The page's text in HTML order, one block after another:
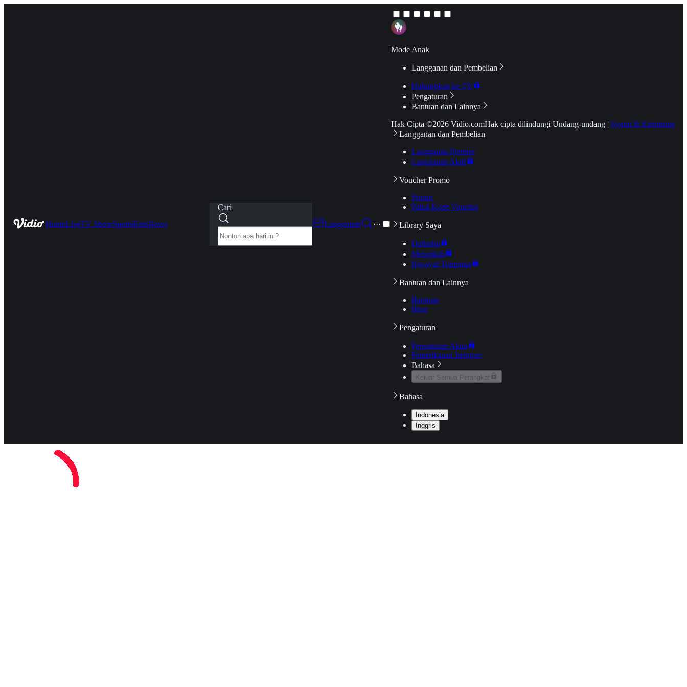
HomeLiveTV ShowSportsKidsNews
Cari
Langganan
···
Mode Anak
Langganan dan Pembelian
Hubungkan ke TV
Pengaturan
Bantuan dan Lainnya
Hak Cipta ©2026 Vidio.comHak cipta dilindungi Undang-undang | Syarat & Ketentuan
Langganan dan Pembelian
Langganan Premier
Langganan Aktif
Voucher Promo
Promo
Pakai Kode Voucher
Library Saya
Daftarku
Mengikuti
Riwayat Tontonan
Bantuan dan Lainnya
Bantuan
Blog
Pengaturan
Pengaturan Akun
Pemeriksaan Jaringan
Bahasa
Keluar Semua Perangkat
Bahasa
Indonesia
Inggris